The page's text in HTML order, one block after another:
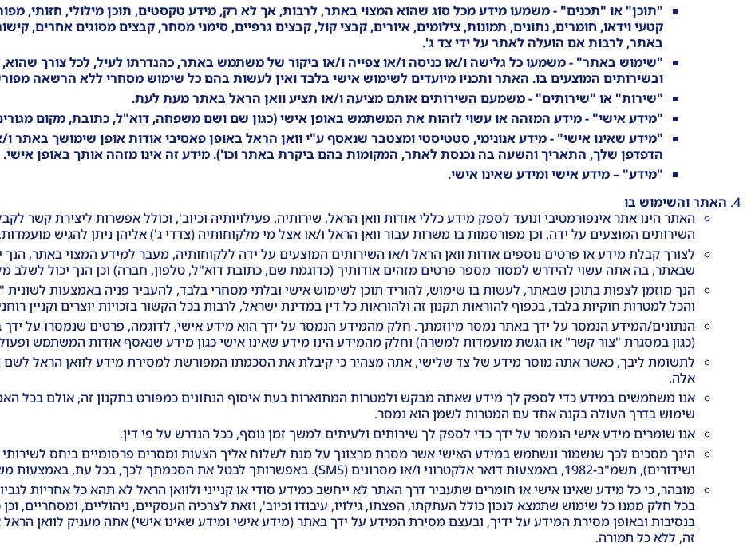
"תוכן" או "תכנים" -משמעו מידע מכל סוג שהוא המצוי באתר, לרבות, אך לא רק, מידע טקסטים, תוכן מילולי, חזותי,
קטעי וידאו, חומרים, נתונים, תמונות, צילומים, איורים, קבצי קול, קבצים גרפיים, סימני מסחר, קבצים מסוגים אחרים,
באתר, לרבות אם הועלה לאתר על ידי צד ג'.
"שימוש באתר" - משמעו כל גלישה ו/או כניסה ו/או צפייה ו/או ביקור של משתמש באתר, כהגדרתו לעיל, לכל צורך
ובשירותים המוצעים בו. האתר ותכניו מיועדים לשימוש אישי בלבד ואין לעשות בהם כל שימוש מסחרי ללא הרשאה
"שירות" או "שירותים" - משמעם השירותים אותם מציעה ו/או תציע וואן הראל באתר מעת לעת.
"מידע אישי" - מידע המזהה או עשוי לזהות את המשתמש באופן אישי (כגון שם ושם משפחה, דוא"ל, כתובת, מקום
"מידע שאינו אישי" - מידע אנונימי, סטטיסטי ומצטבר שנאסף ע"י וואן הראל באופן פאסיבי אודות אופן שימושך באתר
הדפדפן שלך, התאריך והשעה בה נכנסת לאתר, המקומות בהם ביקרת באתר וכו'). מידע זה אינו מזהה אותך באופן אישי.
"מידע" – מידע אישי ומידע שאינו אישי.
האתר והשימוש בו
האתר הינו אתר אינפורמטיבי ונועד לספק מידע כללי אודות וואן הראל, שירותיה, פעילויותיה וכיוב', וכולל אפשרות ליצירת קשר
השירותים המוצעים על ידה, וכן מפורסמות בו משרות עבור וואן הראל ו/או אצל מי מלקוחותיה (צדדי ג') אליהן ניתן להגיש מועמדות.
לצורך קבלת מידע או פרטים נוספים אודות וואן הראל ו/או השירותים המוצעים על ידה ללקוחותיה, מעבר למידע המצוי באתר, הנך
שבאתר, בה אתה עשוי להידרש למסור מספר פרטים מזהים אודותיך (כדוגמת שם, כתובת דוא"ל, טלפון, חברה) וכן הנך יכול לשלב
הנך מוזמן לצפות בתוכן שבאתר, לעשות בו שימוש, להוריד תוכן לשימוש אישי ובלתי מסחרי בלבד, להעביר פניה באמצעות
והכל למטרות חוקיות בלבד, בכפוף להוראות תקנון זה ולהוראות כל דין במדינת ישראל, לרבות בכל הקשור בזכויות יוצרים וקניין
הנתונים/המידע הנמסר על ידך באתר נמסר מיוזמתך. חלק מהמידע הנמסר על ידך הוא מידע אישי, לדוגמה, פרטים שנמסרו על ידך
(כגון במסגרת "צור קשר" או הגשת מועמדות למשרה) וחלק מהמידע הינו מידע שאינו אישי כגון מידע שנאסף אודות המשתמש
לתשומת ליבך, כאשר אתה מוסר מידע של צד שלישי, אתה מצהיר כי קיבלת את הסכמתו המפורשת למסירת מידע לוואן הראל לשם
אלה.
אנו משתמשים במידע כדי לספק לך מידע שאתה מבקש ולמטרות המתוארות בעת איסוף הנתונים כמפורט בתקנון זה, אולם בכל
שימוש בדרך העולה בקנה אחד עם המטרות לשמן הוא נמסר.
אנו שומרים מידע אישי הנמסר על ידך כדי לספק לך שירותים ולעיתים למשך זמן נוסף, ככל הנדרש על פי דין.
הינך מסכים לכך שנשמור ונשתמש במידע האישי אשר מסרת מרצונך על מנת לשלוח אליך הצעות ומסרים פרסומיים ביחס לשירותי
ושידורים), תשמ"ב-1982, באמצעות דואר אלקטרוני ו/או מסרונים (SMS). באפשרותך לבטל את הסכמתך לכך, בכל עת, באמצעות משלוח פניה לכתובת hit@oneharel.co.il..
מובהר, כי כל מידע שאינו אישי או חומרים שתעביר דרך האתר לא ייחשב כמידע סודי או קנייני ולוואן הראל לא תהא כל אחריות
בכל חלק ממנו כל שימוש שתמצא לנכון כולל העתקתו, הפצתו, גילויו, עיבודו וכיוב', וזאת לצרכיה העסקיים, ניהוליים, ומסחריים,
בנסיבות ובאופן מסירת המידע על ידיך, ובעצם מסירת המידע על ידך באתר (מידע אישי ומידע שאינו אישי) אתה מעניק לוואן
זה, ללא כל תמורה.